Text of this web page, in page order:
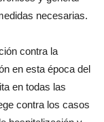
necesarias.
contra la
en esta época del
en todas las
contra los casos